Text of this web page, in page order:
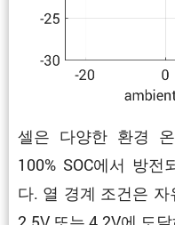
셀은 다양한 환경
100% SOC에서 방전
다. 열 경계 조건은